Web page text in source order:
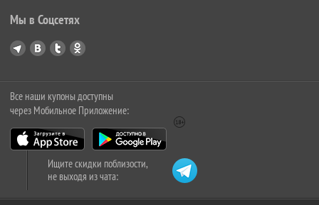
Мы в Соцсетях
Все наши купоны доступны
через Мобильное Приложение:
Ищите скидки поблизости,
не выходя из чата: